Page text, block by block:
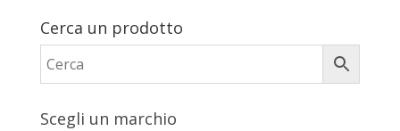
Cerca un prodotto
Scegli un marchio